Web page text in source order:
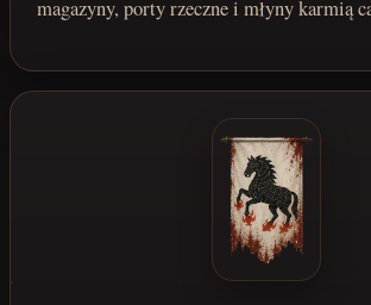
magazyny, porty rzeczne i młyny karmią